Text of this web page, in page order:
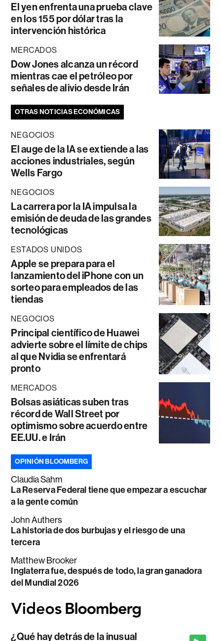
El yen enfrenta una prueba clave
en los 155 por dólar tras la
intervención histórica
MERCADOS
Dow Jones alcanza un récord
mientras cae el petróleo por
señales de alivio desde Irán
OTRAS NOTICIAS ECONÓMICAS
NEGOCIOS
El auge de la IA se extiende a las
acciones industriales, según
Wells Fargo
NEGOCIOS
La carrera por la IA impulsa la
emisión de deuda de las grandes
tecnológicas
ESTADOS UNIDOS
Apple se prepara para el
lanzamiento del iPhone con un
sorteo para empleados de las
tiendas
NEGOCIOS
Principal científico de Huawei
advierte sobre el límite de chips
al que Nvidia se enfrentará
pronto
MERCADOS
Bolsas asiáticas suben tras
récord de Wall Street por
optimismo sobre acuerdo entre
EE.UU. e Irán
OPINIÓN BLOOMBERG
Claudia Sahm
La Reserva Federal tiene que empezar a escuchar
a la gente común
John Authers
La historia de dos burbujas y el riesgo de una
tercera
Matthew Brooker
Inglaterra fue, después de todo, la gran ganadora
del Mundial 2026
¿Qué hay detrás de la inusual